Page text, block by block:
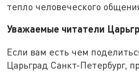
тепло человеческого
Уважаемые читатели
Если вам есть чем
Царьград Санкт-Петербург,